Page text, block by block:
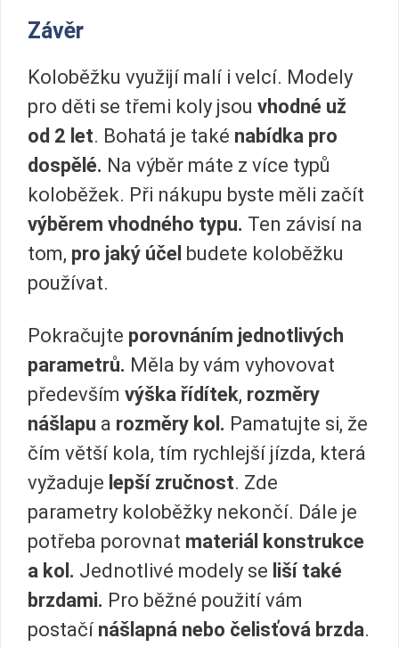
Závěr
Koloběžku využijí malí i velcí. Modely
pro děti se třemi koly jsou vhodné už
od 2 let. Bohatá je také nabídka pro
dospělé. Na výběr máte z více typů
koloběžek. Při nákupu byste měli začít
výběrem vhodného typu. Ten závisí na
tom, pro jaký účel budete koloběžku
používat.
Pokračujte porovnáním jednotlivých
parametrů. Měla by vám vyhovovat
především výška řídítek, rozměry
nášlapu a rozměry kol. Pamatujte si, že
čím větší kola, tím rychlejší jízda, která
vyžaduje lepší zručnost. Zde
parametry koloběžky nekončí. Dále je
potřeba porovnat materiál konstrukce
a kol. Jednotlivé modely se liší také
brzdami. Pro běžné použití vám
postačí nášlapná nebo čelisťová brzda.